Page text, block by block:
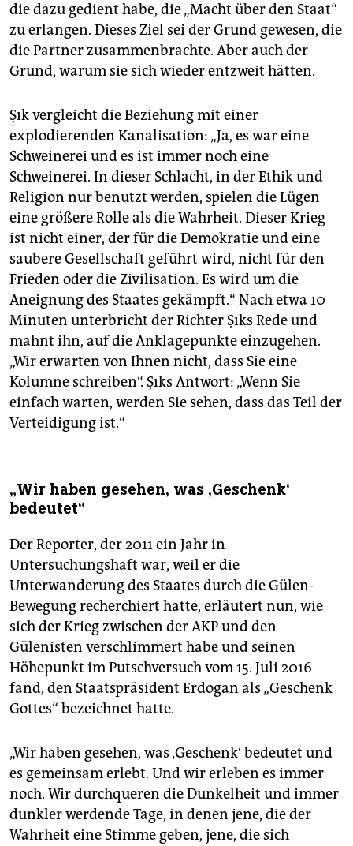
die dazu gedient habe, die „Macht über den Staat“
zu erlangen. Dieses Ziel sei der Grund gewesen, die
die Partner zusammenbrachte. Aber auch der
Grund, warum sie sich wieder entzweit hätten.
Şık vergleicht die Beziehung mit einer
explodierenden Kanalisation: „Ja, es war eine
Schweinerei und es ist immer noch eine
Schweinerei. In dieser Schlacht, in der Ethik und
Religion nur benutzt werden, spielen die Lügen
eine größere Rolle als die Wahrheit. Dieser Krieg
ist nicht einer, der für die Demokratie und eine
saubere Gesellschaft geführt wird, nicht für den
Frieden oder die Zivilisation. Es wird um die
Aneignung des Staates gekämpft.“ Nach etwa 10
Minuten unterbricht der Richter Şıks Rede und
mahnt ihn, auf die Anklagepunkte einzugehen.
„Wir erwarten von Ihnen nicht, dass Sie eine
Kolumne schreiben“. Şıks Antwort: „Wenn Sie
einfach warten, werden Sie sehen, dass das Teil der
Verteidigung ist.“
„Wir haben gesehen, was ‚Geschenk‘
bedeutet“
Der Reporter, der 2011 ein Jahr in
Untersuchungshaft war, weil er die
Unterwanderung des Staates durch die Gülen-
Bewegung recherchiert hatte, erläutert nun, wie
sich der Krieg zwischen der AKP und den
Gülenisten verschlimmert habe und seinen
Höhepunkt im Putschversuch vom 15. Juli 2016
fand, den Staatspräsident Erdogan als „Geschenk
Gottes“ bezeichnet hatte.
„Wir haben gesehen, was ‚Geschenk‘ bedeutet und
es gemeinsam erlebt. Und wir erleben es immer
noch. Wir durchqueren die Dunkelheit und immer
dunkler werdende Tage, in denen jene, die der
Wahrheit eine Stimme geben, jene, die sich